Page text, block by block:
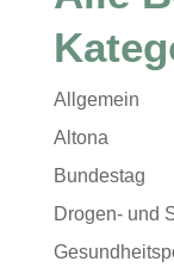
Allgemein
Altona
Bundestag
Drogen- und